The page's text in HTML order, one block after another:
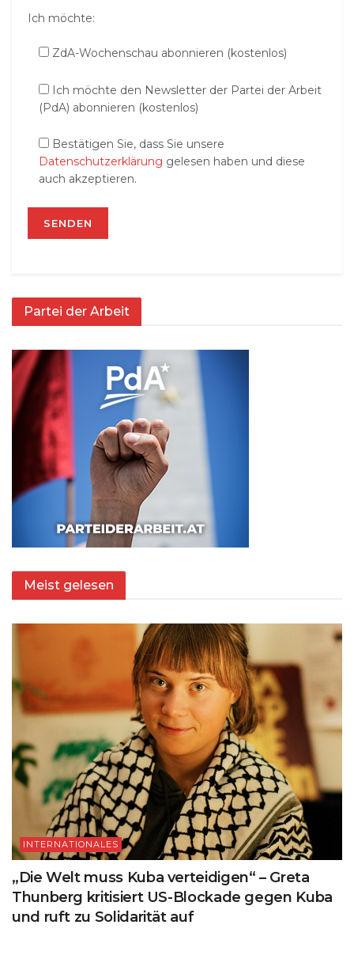
Ich möchte:
ZdA-Wochenschau abonnieren (kostenlos)
Ich möchte den Newsletter der Partei der Arbeit
(PdA) abonnieren (kostenlos)
Bestätigen Sie, dass Sie unsere
Datenschutzerklärung gelesen haben und diese
auch akzeptieren.
Partei der Arbeit
Meist gelesen
INTERNATIONALES
„Die Welt muss Kuba verteidigen“ – Greta
Thunberg kritisiert US-Blockade gegen Kuba
und ruft zu Solidarität auf